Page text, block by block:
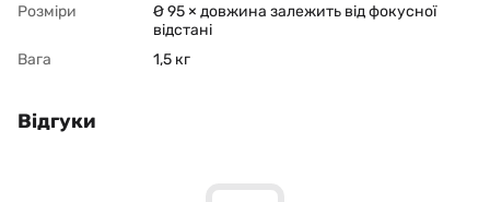
Розміри
Ø 95 × довжина залежить від фокусної
відстані
Вага
1,5 кг
Відгуки